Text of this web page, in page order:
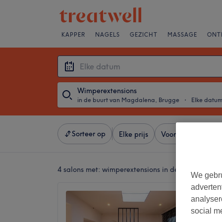
KAPPER NAGELS GEZICHT MASSAGE
Wimperextensions
in de buurt van Magdalena, Brugge ・ Elke datum
Sorteer op Elke prijs Voorzieningen
4 salons met: wimperextensions in de buurt van
4,9
We
social